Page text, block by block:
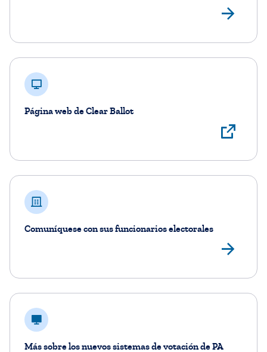
Página web de Clear Ballot
Comuníquese con sus funcionarios electorales
Más sobre los nuevos sistemas de votación de PA